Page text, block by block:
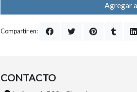
Agregar
Compartir en:
CONTACTO